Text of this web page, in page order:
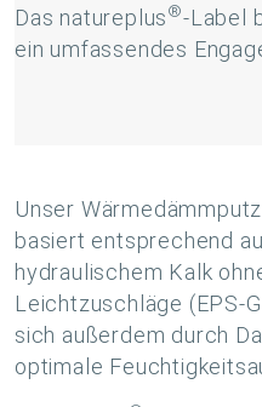
Das natureplus®-Label
ein umfassendes
Unser
basiert entsprechend
hydraulischem Kalk
Leichtzuschläge (EPS-
sich außerdem durch
optimale